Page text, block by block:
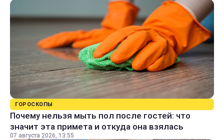
ГОРОСКОПЫ
Почему нельзя мыть пол после гостей: что
значит эта примета и откуда она взялась
07 августа 2026, 13:55